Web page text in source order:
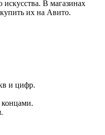
искусства. В магазинах
их на Авито.
и цифр.